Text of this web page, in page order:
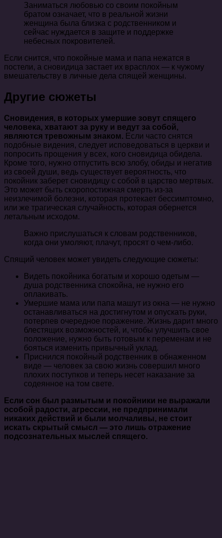
Заниматься любовью со своим покойным
братом означает, что в реальной жизни
женщина была близка с родственником и
сейчас нуждается в защите и поддержке
небесных покровителей.
Если снится, что покойные мама и папа нежатся в
постели, а сновидица застает их врасплох — к чужому
вмешательству в личные дела спящей женщины.
Другие сюжеты
Сновидения, в которых умершие зовут спящего
человека, хватают за руку и ведут за собой,
являются тревожным знаком. Если часто снятся
подобные видения, следует исповедоваться в церкви и
попросить прощения у всех, кого сновидица обидела.
Кроме того, нужно отпустить всю злобу, обиды и негатив
из своей души, ведь существует вероятность, что
покойник заберет сновидицу с собой в царство мертвых.
Это может быть скоропостижная смерть из-за
неизлечимой болезни, которая протекает бессимптомно,
или же трагическая случайность, которая обернется
летальным исходом.
Важно прислушаться к словам родственников,
когда они умоляют, плачут, просят о чем-либо.
Спящий человек может увидеть следующие сюжеты:
Видеть покойника богатым и хорошо одетым —
душа родственника спокойна, не нужно его
оплакивать.
Умершие мама или папа машут из окна — не нужно
останавливаться на достигнутом и опускать руки,
потерпев очередное поражение. Жизнь дарит много
блестящих возможностей, и, чтобы улучшить свое
положение, нужно быть готовым к переменам и не
бояться изменить привычный уклад.
Приснился покойный родственник в обнаженном
виде — человек за свою жизнь совершил много
плохих поступков и теперь несет наказание за
содеянное на том свете.
Если сон был размытым и покойники не выражали
особой радости, агрессии, не предпринимали
никаких действий и были молчаливы, не стоит
искать скрытый смысл — это лишь отражение
подсознательных мыслей спящего.